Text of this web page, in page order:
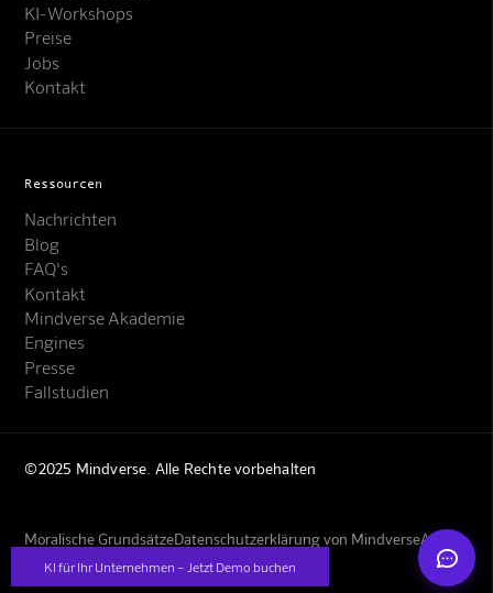
KI für Ihr Unternehmen – Jetzt Demo buchen
Online · KI-Assistent
Mindverse
KI-Workshops
Preise
Jobs
Kontakt
Ressourcen
Nachrichten
Blog
FAQ's
Kontakt
Mindverse Akademie
Engines
Presse
Fallstudien
©2025 Mindverse. Alle Rechte vorbehalten
Moralische GrundsätzeDatenschutzerklärung von MindverseAGBs
Impressum